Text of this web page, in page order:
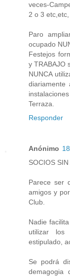
veces-
2 o 3 etc,etc,
Paro
ocupado
Festejos
y TRABAJO
NUNCA
Terraza.
Responder
Anónimo
SOCIOS SIN
Parece ser
amigos y
Club.
Nadie
utilizar los
estipulado,
Se podrá
demagogia